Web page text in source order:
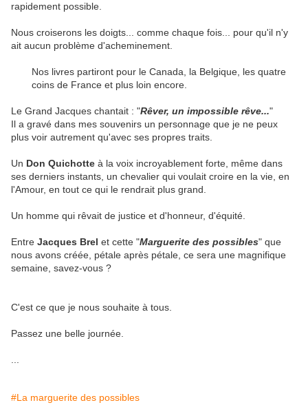
rapidement possible.
Nous croiserons les doigts... comme chaque fois... pour qu'il n'y
ait aucun problème d'acheminement.
Nos livres partiront pour le Canada, la Belgique, les quatre
coins de France et plus loin encore.
Le Grand Jacques chantait : "Rêver, un impossible rêve..."
Il a gravé dans mes souvenirs un personnage que je ne peux
plus voir autrement qu'avec ses propres traits.
Un Don Quichotte à la voix incroyablement forte, même dans
ses derniers instants, un chevalier qui voulait croire en la vie, en
l'Amour, en tout ce qui le rendrait plus grand.
Un homme qui rêvait de justice et d'honneur, d'équité.
Entre Jacques Brel et cette "Marguerite des possibles" que
nous avons créée, pétale après pétale, ce sera une magnifique
semaine, savez-vous ?
C'est ce que je nous souhaite à tous.
Passez une belle journée.
#La marguerite des possibles